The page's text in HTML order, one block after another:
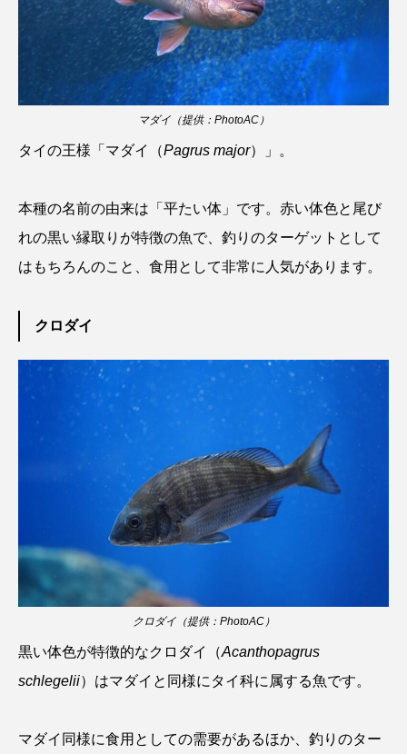
カレイ カワウソ カワハギ
カワバタモロコ カワムツ ガラ・ルファ
キス キチヌ
キビナゴ キュウリエソ キンメダイ
ギギ ギンザケ ギンザメ クエ
クサガメ クジラ クニマス クマノミ
クロスジギンポ
クロツラヘラサギ クロマグロ グッピー
グラミー グルクン ケブカガニ
ケープペンギン ゲンゴロウ コイ
コウテイペンギン コオイムシ
コガタペンギン コガネスズメダイ
コクチバス コクレン
コブシメ コブダイ コメツキガニ
マダイ（提供：PhotoAC）
タイの王様「マダイ（Pagrus major）」。
本種の名前の由来は「平たい体」です。赤い体色と尾び
れの黒い縁取りが特徴の魚で、釣りのターゲットとして
はもちろんのこと、食用として非常に人気があります。
クロダイ
クロダイ（提供：PhotoAC）
黒い体色が特徴的なクロダイ（Acanthopagrus
schlegelii）はマダイと同様にタイ科に属する魚です。
マダイ同様に食用としての需要があるほか、釣りのター